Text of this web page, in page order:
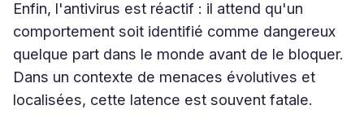
Enfin, l'antivirus est réactif : il attend qu'un
comportement soit identifié comme dangereux
quelque part dans le monde avant de le bloquer.
Dans un contexte de menaces évolutives et
localisées, cette latence est souvent fatale.